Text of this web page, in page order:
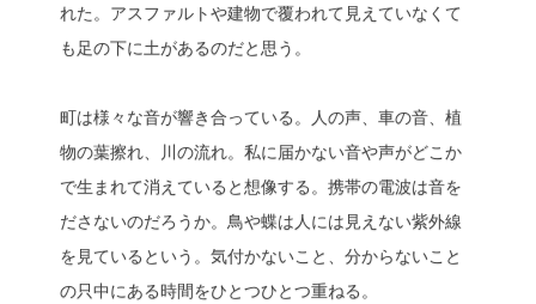
れた。アスファルトや建物で覆われて見えていなくて
も足の下に土があるのだと思う。
町は様々な音が響き合っている。人の声、車の音、植
物の葉擦れ、川の流れ。私に届かない音や声がどこか
で生まれて消えていると想像する。携帯の電波は音を
ださないのだろうか。鳥や蝶は人には見えない紫外線
を見ているという。気付かないこと、分からないこと
の只中にある時間をひとつひとつ重ねる。